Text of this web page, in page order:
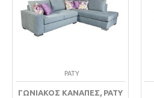
PATY
ΓΩΝΙΑΚΌΣ ΚΑΝΑΠΈΣ, PATY